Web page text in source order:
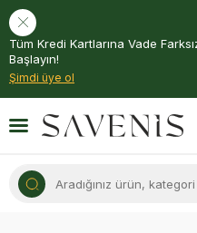
Tüm Kredi Kartlarına Vade
Başlayın!
Şimdi üye ol